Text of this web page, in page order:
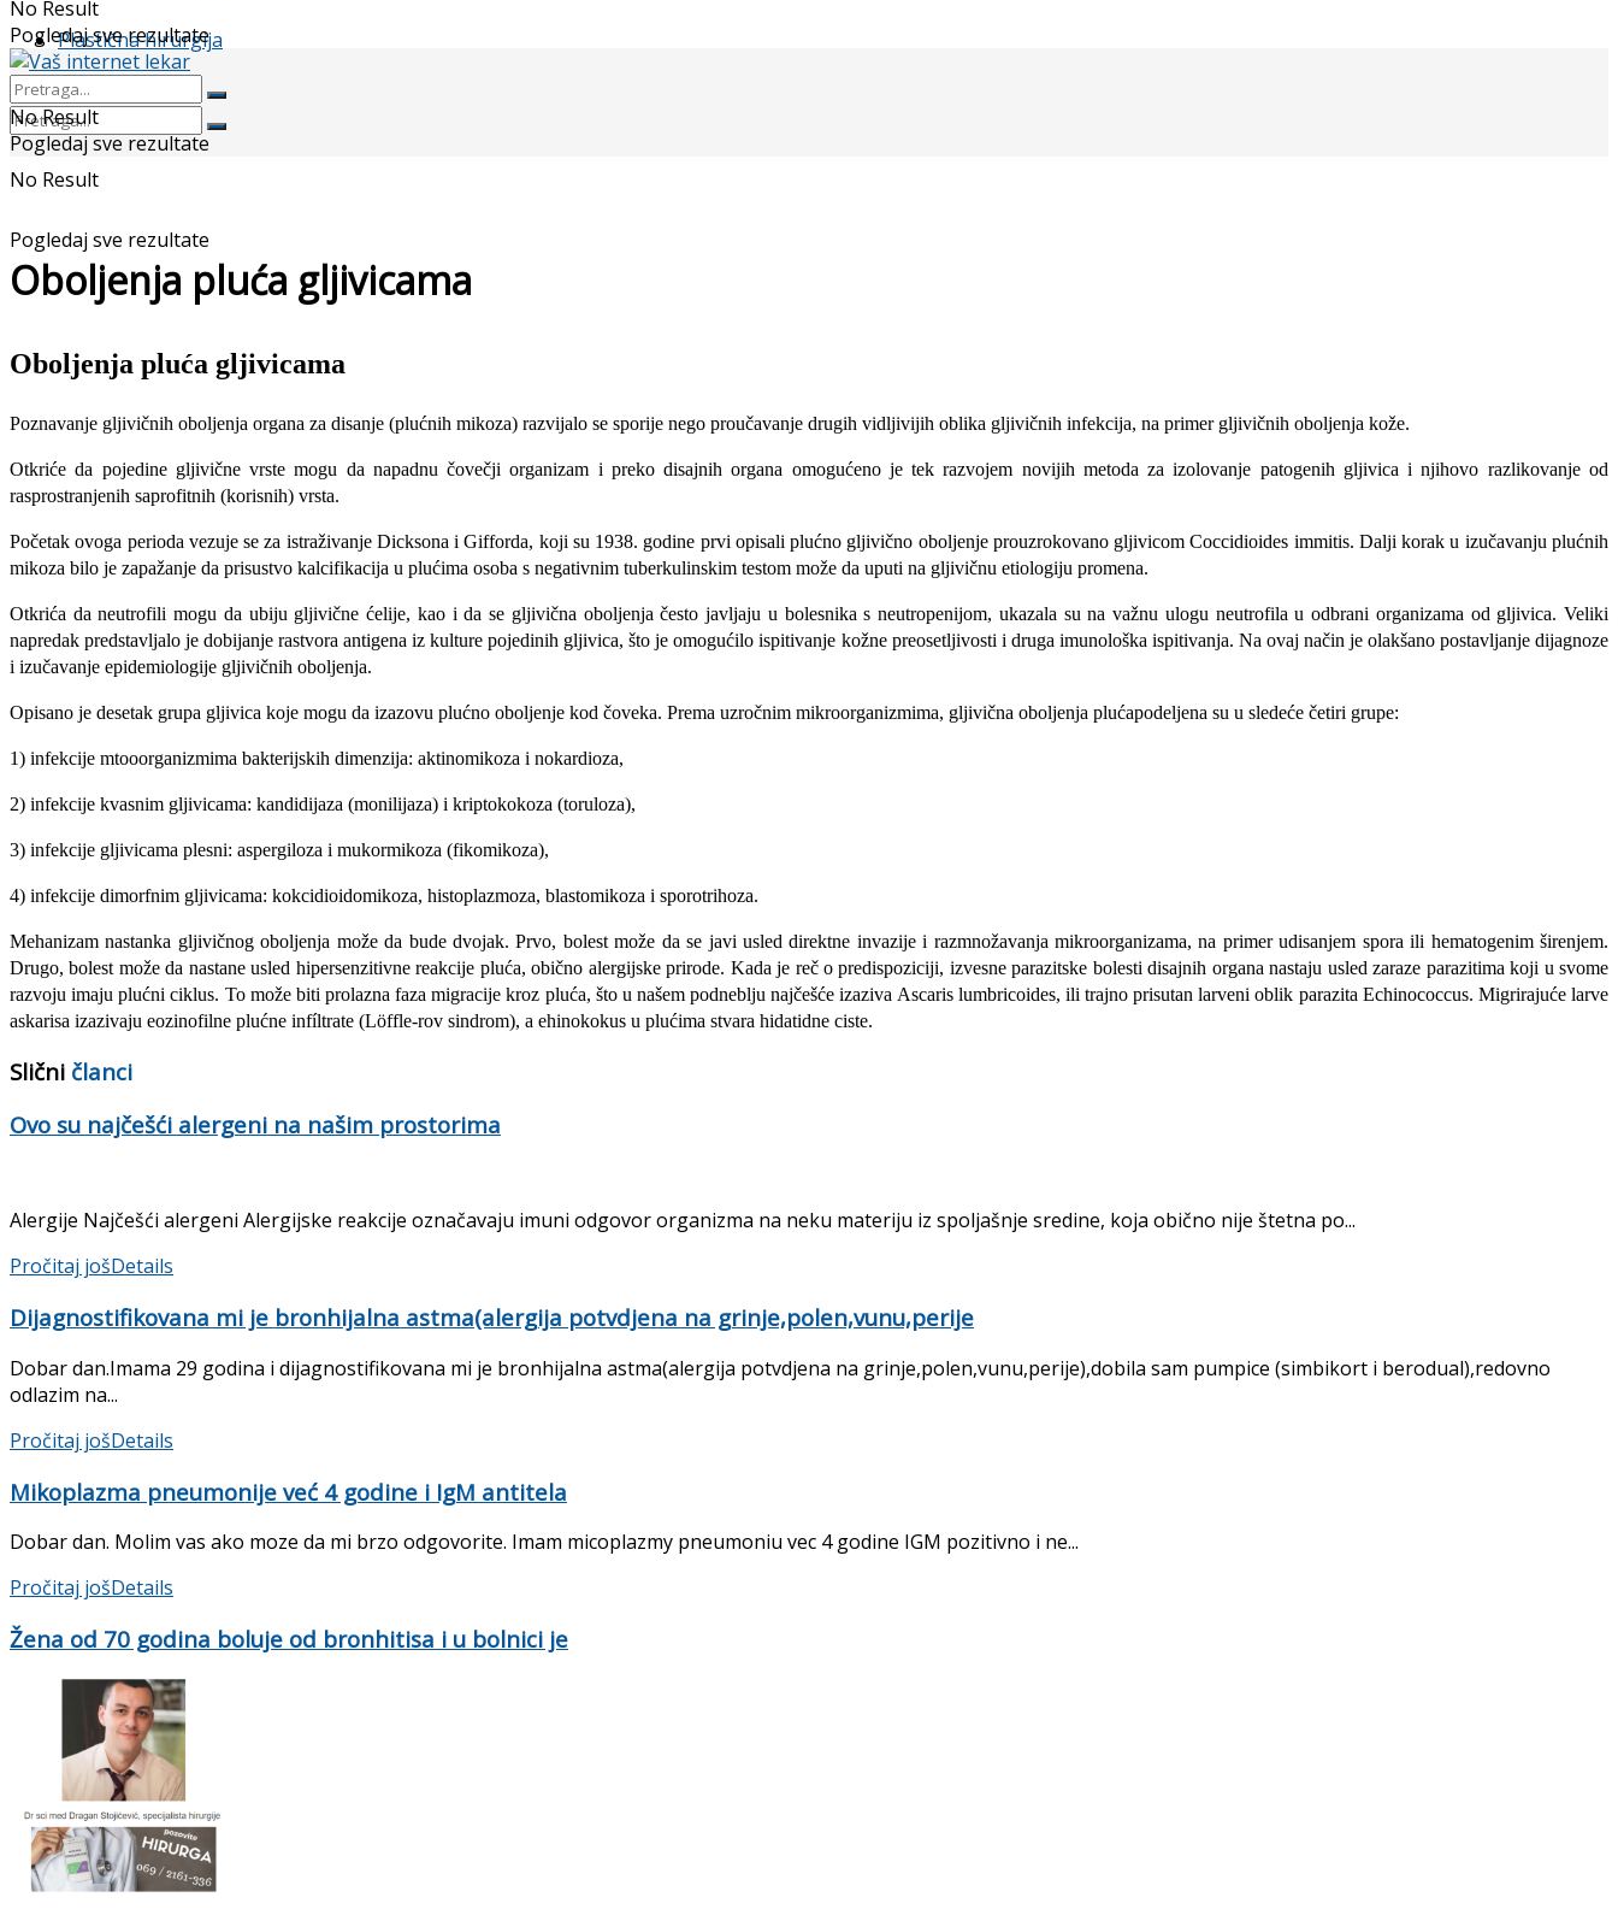
Plastična hirurgija
No Result
Pogledaj sve rezultate
No Result
Pogledaj sve rezultate
No Result
Pogledaj sve rezultate
Oboljenja pluća gljivicama
Oboljenja pluća gljivicama
Poznavanje gljivičnih oboljenja organa za disanje (plućnih mikoza) razvijalo se sporije nego proučavanje drugih vidljivijih oblika gljivičnih infekcija, na primer gljivičnih oboljenja kože.
Otkriće da pojedine gljivične vrste mogu da napadnu čovečji organizam i preko disajnih organa omogućeno je tek razvojem novijih metoda za izolovanje patogenih gljivica i njihovo razlikovanje od
rasprostranjenih saprofitnih (korisnih) vrsta.
Početak ovoga perioda vezuje se za istraživanje Dicksona i Gifforda, koji su 1938. godine prvi opisali plućno gljivično oboljenje prouzrokovano gljivicom Coccidioides immitis. Dalji korak u izučavanju plućnih
mikoza bilo je zapažanje da prisustvo kalcifikacija u plućima osoba s negativnim tuberkulinskim testom može da uputi na gljivičnu etiologiju promena.
Otkrića da neutrofili mogu da ubiju gljivične ćelije, kao i da se gljivična oboljenja često javljaju u bolesnika s neutropenijom, ukazala su na važnu ulogu neutrofila u odbrani organizama od gljivica. Veliki
napredak predstavljalo je dobijanje rastvora antigena iz kulture pojedinih gljivica, što je omogućilo ispitivanje kožne preosetljivosti i druga imunološka ispitivanja. Na ovaj način je olakšano postavljanje dijagnoze
i izučavanje epidemiologije gljivičnih oboljenja.
Opisano je desetak grupa gljivica koje mogu da izazovu plućno oboljenje kod čoveka. Prema uzročnim mikroorganizmima, gljivična oboljenja plućapodeljena su u sledeće četiri grupe:
1) infekcije mtooorganizmima bakterijskih dimenzija: aktinomikoza i nokardioza,
2) infekcije kvasnim gljivicama: kandidijaza (monilijaza) i kriptokokoza (toruloza),
3) infekcije gljivicama plesni: aspergiloza i mukormikoza (fikomikoza),
4) infekcije dimorfnim gljivicama: kokcidioidomikoza, histoplazmoza, blastomikoza i sporotrihoza.
Mehanizam nastanka gljivičnog oboljenja može da bude dvojak. Prvo, bolest može da se javi usled direktne invazije i razmnožavanja mikroorganizama, na primer udisanjem spora ili hematogenim širenjem.
Drugo, bolest može da nastane usled hipersenzitivne reakcije pluća, obično alergijske prirode. Kada je reč o predispoziciji, izvesne parazitske bolesti disajnih organa nastaju usled zaraze parazitima koji u svome
razvoju imaju plućni ciklus. To može biti prolazna faza migracije kroz pluća, što u našem podneblju najčešće izaziva Ascaris lumbricoides, ili trajno prisutan larveni oblik parazita Echinococcus. Migrirajuće larve
askarisa izazivaju eozinofilne plućne infíltrate (Löffle-rov sindrom), a ehinokokus u plućima stvara hidatidne ciste.
Slični članci
Ovo su najčešći alergeni na našim prostorima
Alergije Najčešći alergeni Alergijske reakcije označavaju imuni odgovor organizma na neku materiju iz spoljašnje sredine, koja obično nije štetna po...
Pročitaj jošDetails
Dijagnostifikovana mi je bronhijalna astma(alergija potvdjena na grinje,polen,vunu,perije
Dobar dan.Imama 29 godina i dijagnostifikovana mi je bronhijalna astma(alergija potvdjena na grinje,polen,vunu,perije),dobila sam pumpice (simbikort i berodual),redovno
odlazim na...
Pročitaj jošDetails
Mikoplazma pneumonije već 4 godine i IgM antitela
Dobar dan. Molim vas ako moze da mi brzo odgovorite. Imam micoplazmy pneumoniu vec 4 godine IGM pozitivno i ne...
Pročitaj jošDetails
Žena od 70 godina boluje od bronhitisa i u bolnici je